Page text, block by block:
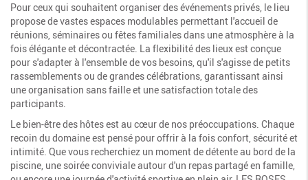
Pour ceux qui souhaitent organiser des événements privés, le lieu
propose de vastes espaces modulables permettant l'accueil de
réunions, séminaires ou fêtes familiales dans une atmosphère à la
fois élégante et décontractée. La flexibilité des lieux est conçue
pour s'adapter à l'ensemble de vos besoins, qu'il s'agisse de petits
rassemblements ou de grandes célébrations, garantissant ainsi
une organisation sans faille et une satisfaction totale des
participants.
Le bien-être des hôtes est au cœur de nos préoccupations. Chaque
recoin du domaine est pensé pour offrir à la fois confort, sécurité et
intimité. Que vous recherchiez un moment de détente au bord de la
piscine, une soirée conviviale autour d'un repas partagé en famille,